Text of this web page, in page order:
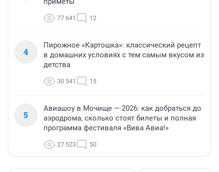
77 641 12
4
Пирожное «Картошка»: классический рецепт
в домашних условиях с тем самым вкусом из
детства
30 541 15
5
Авиашоу в Мочище — 2026: как добраться до
аэродрома, сколько стоят билеты и полная
программа фестиваля «Вива Авиа!»
27 523 50